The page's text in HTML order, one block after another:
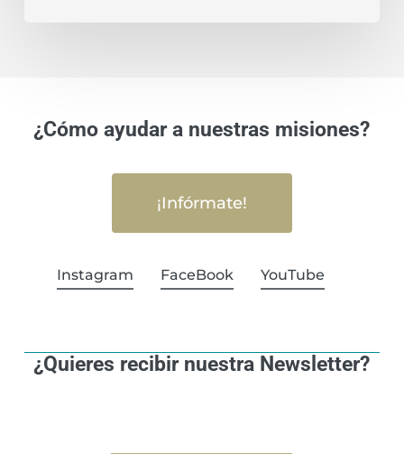
¿Cómo ayudar a nuestras misiones?
¡Infórmate!
Instagram FaceBook YouTube
¿Quieres recibir nuestra Newsletter?